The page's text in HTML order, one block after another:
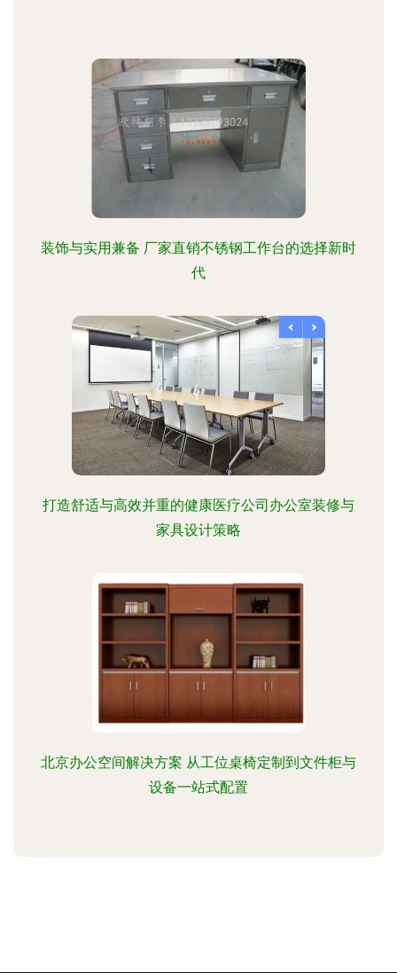
装饰与实用兼备 厂家直销不锈钢工作台的选择新时
代
打造舒适与高效并重的健康医疗公司办公室装修与
家具设计策略
北京办公空间解决方案 从工位桌椅定制到文件柜与
设备一站式配置